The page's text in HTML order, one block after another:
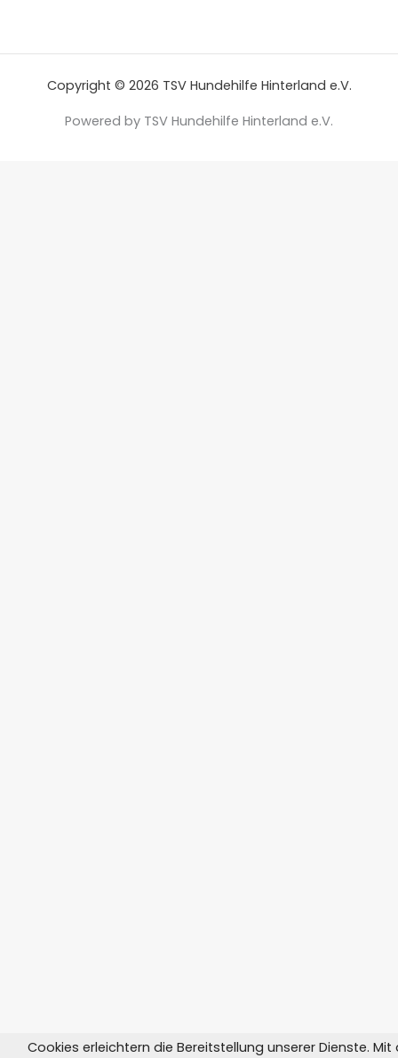
Copyright © 2026 TSV Hundehilfe Hinterland e.V.
Powered by TSV Hundehilfe Hinterland e.V.
Cookies erleichtern die Bereitstellung unserer Dienste. Mit